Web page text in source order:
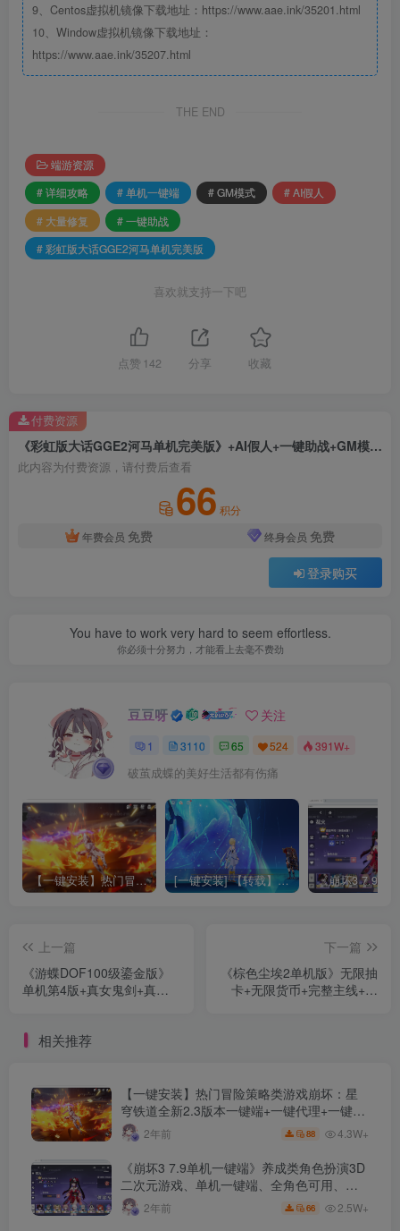
9、Centos虚拟机镜像下载地址：https://www.aae.ink/35201.html
10、Window虚拟机镜像下载地址：
https://www.aae.ink/35207.html
THE END
端游资源
# 详细攻略
# 单机一键端 # GM模式
# AI假人
# 大量修复
# 一键助战
# 彩虹版大话GGE2河马单机完美版
喜欢就支持一下吧
点赞 142 分享 收藏
《彩虹版大话GGE2河马单机完美版》+AI假人+一键助战+GM模式+大量修复+详细攻略+单机一键端
此内容为付费资源，请付费后查看
66 积分
年费会员 免费 终身会员 免费
登录购买
付费资源
You have to work very hard to seem effortless.
你必须十分努力，才能看上去毫不费劲
豆豆呀 关注
1 3110 65 524 391W+
破茧成蝶的美好生活都有伤痛
【一键安装】热门冒险策略类游戏崩坏：星穹铁道全新2.3版本一键端+一键代理+一键启动+免虚拟机 [一键安装] 【转载】原神3.4真端服务端+源码+配套客户端+详尽说明+GM工具+源码说明文件
上一篇
《游蝶DOF100级鎏金版》
单机第4版+真女鬼剑+真女
程+详细攻略
下一篇
《棕色尘埃2单机版》无限抽
卡+无限货币+完整主线+少
相关推荐
【一键安装】热门冒险策略类游戏崩坏：星
穹铁道全新2.3版本一键端+一键代理+一键启
动+免虚拟机
2年前 88 4.3W+
《崩坏3 7.9单机一键端》养成类角色扮演3D
二次元游戏、单机一键端、全角色可用、无
限资源、附带保姆级安装教程
2年前 66 2.5W+